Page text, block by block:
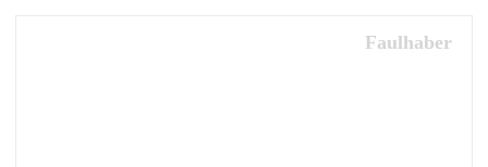
Faulhaber